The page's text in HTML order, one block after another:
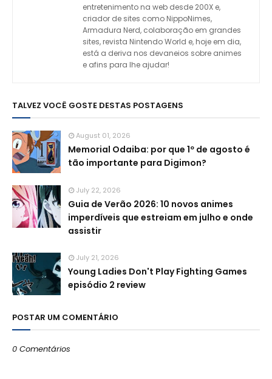
entretenimento na web desde 200X e,
criador de sites como NippoNimes,
Armadura Nerd, colaboração em grandes
sites, revista Nintendo World e, hoje em dia,
está a deriva nos devaneios sobre animes
e afins para lhe ajudar!
TALVEZ VOCÊ GOSTE DESTAS POSTAGENS
August 01, 2026
Memorial Odaiba: por que 1º de agosto é
tão importante para Digimon?
July 22, 2026
Guia de Verão 2026: 10 novos animes
imperdíveis que estreiam em julho e onde
assistir
July 21, 2026
Young Ladies Don't Play Fighting Games
episódio 2 review
POSTAR UM COMENTÁRIO
0 Comentários